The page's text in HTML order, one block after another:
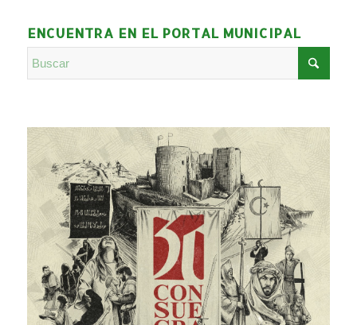
ENCUENTRA EN EL PORTAL MUNICIPAL